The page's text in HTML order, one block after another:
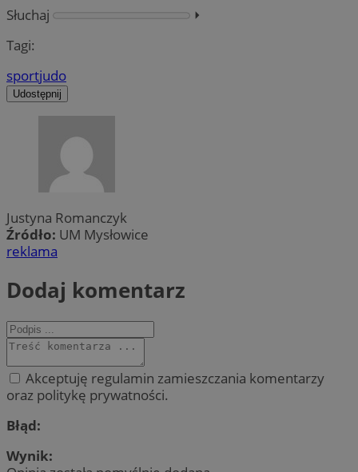
Słuchaj
⏵︎
Tagi:
sportjudo
Udostępnij
Justyna Romanczyk
Źródło: UM Mysłowice
reklama
Dodaj komentarz
Akceptuję regulamin zamieszczania komentarzy
oraz politykę prywatności.
Błąd:
Wynik: